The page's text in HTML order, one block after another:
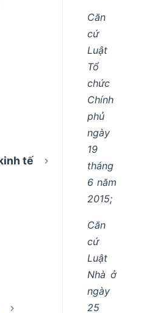
in new window
open in new window
tế
in new window
Căn
cứ
Luật
Tổ
chức
Chính
phủ
ngày
19
tháng
6 năm
2015;
Căn
cứ
Luật
Nhà ở
ngày
25